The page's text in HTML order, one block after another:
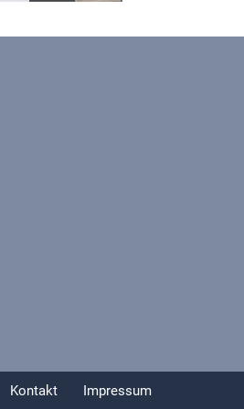
Kontakt Impressum